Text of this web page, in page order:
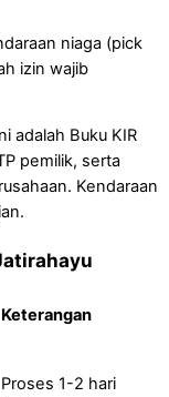
niaga (pick
izin wajib
adalah Buku KIR
pemilik, serta
Kendaraan
Keterangan
Proses 1-2 hari